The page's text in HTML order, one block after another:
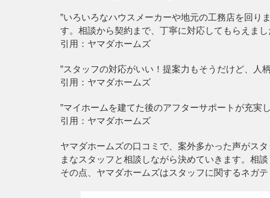
”いろいろなハウスメーカーや地元の工務店を回
す。相談から契約まで、丁寧に対応してもらえまし
引用：ヤマダホームズ
”スタッフの対応がいい！提案力もそうだけど、人
引用：ヤマダホームズ
”マイホームを建てた後のアフターサポートが充実
引用：ヤマダホームズ
ヤマダホームズの口コミで、案外多かった声がス
まなスタッフと相談しながら決めていきます。相
その点、 ヤマダホームズはスタッフに関するネガ